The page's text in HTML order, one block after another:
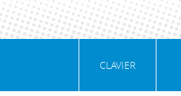
CLAVIER